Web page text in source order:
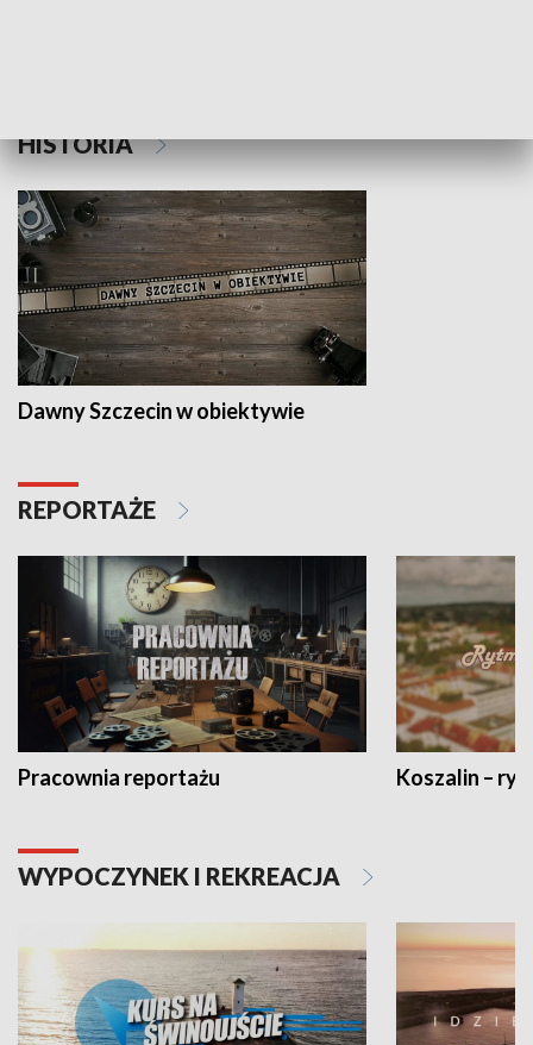
HISTORIA
Dawny Szczecin w obiektywie
REPORTAŻE
Pracownia reportażu Koszalin –
WYPOCZYNEK I REKREACJA